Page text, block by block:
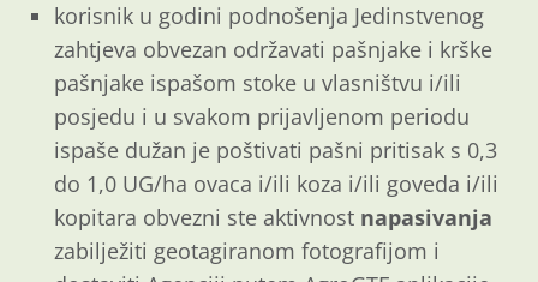
korisnik u godini podnošenja Jedinstvenog
zahtjeva obvezan održavati pašnjake i krške
pašnjake ispašom stoke u vlasništvu i/ili
posjedu i u svakom prijavljenom periodu
ispaše dužan je poštivati pašni pritisak s 0,3
do 1,0 UG/ha ovaca i/ili koza i/ili goveda i/ili
kopitara obvezni ste aktivnost napasivanja
zabilježiti geotagiranom fotografijom i